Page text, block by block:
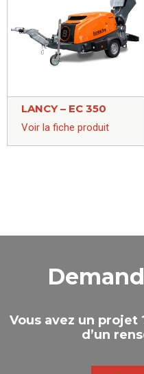
LANCY – EC 350
Voir la fiche produit
Vous avez un projet
d’un